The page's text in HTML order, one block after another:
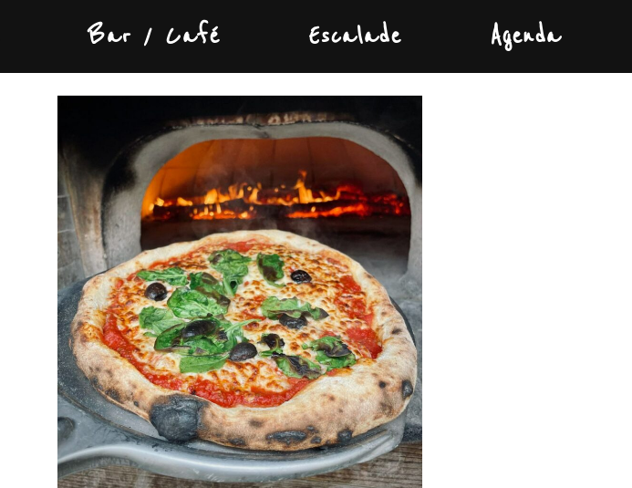
Bar / Café Escalade Agenda